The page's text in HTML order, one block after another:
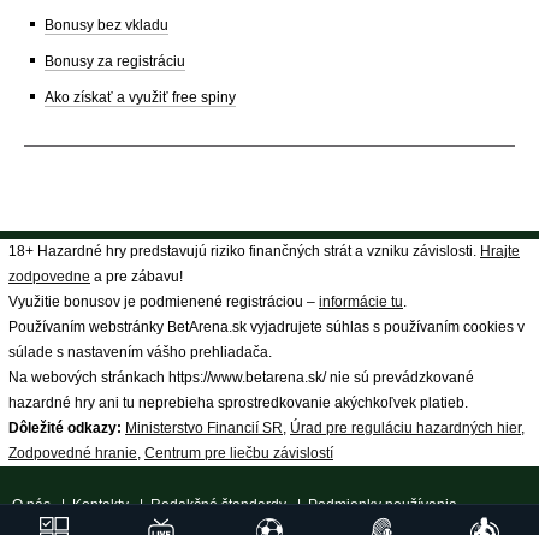
Bonusy bez vkladu
Bonusy za registráciu
Ako získať a využiť free spiny
18+ Hazardné hry predstavujú riziko finančných strát a vzniku závislosti. Hrajte
zodpovedne a pre zábavu!
Využitie bonusov je podmienené registráciou – informácie tu.
Používaním webstránky BetArena.sk vyjadrujete súhlas s používaním cookies v
súlade s nastavením vášho prehliadača.
Na webových stránkach https://www.betarena.sk/ nie sú prevádzkované
hazardné hry ani tu neprebieha sprostredkovanie akýchkoľvek platieb.
Dôležité odkazy: Ministerstvo Financií SR, Úrad pre reguláciu hazardných hier,
Zodpovedné hranie, Centrum pre liečbu závislostí
O nás|Kontakty|Redakčné štandardy|Podmienky používania